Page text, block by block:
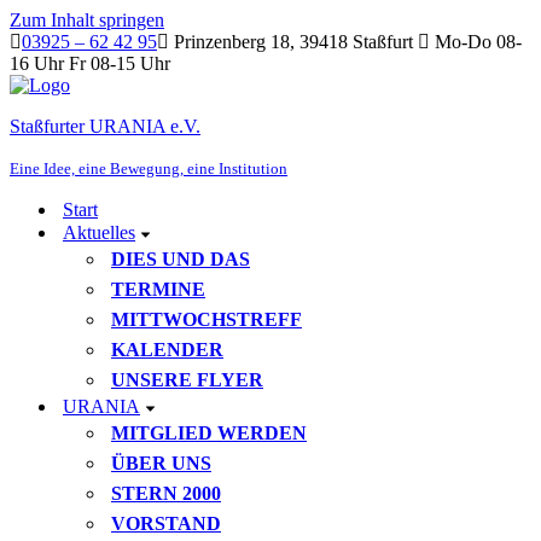
Zum Inhalt springen
03925 – 62 42 95
Prinzenberg 18, 39418 Staßfurt
Mo-Do 08-
16 Uhr Fr 08-15 Uhr
Staßfurter URANIA e.V.
Eine Idee, eine Bewegung, eine Institution
Start
Aktuelles
DIES UND DAS
TERMINE
MITTWOCHSTREFF
KALENDER
UNSERE FLYER
URANIA
MITGLIED WERDEN
ÜBER UNS
STERN 2000
VORSTAND